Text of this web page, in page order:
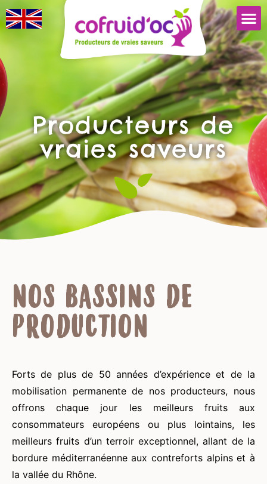
Producteurs de
vraies saveurs
NOS BASSINS DE
PRODUCTION
Forts de plus de 50 années d’expérience et de la
mobilisation permanente de nos producteurs, nous
offrons chaque jour les meilleurs fruits aux
consommateurs européens ou plus lointains, les
meilleurs fruits d’un terroir exceptionnel, allant de la
bordure méditerranéenne aux contreforts alpins et à
la vallée du Rhône.